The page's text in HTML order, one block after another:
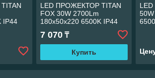
IP44
LED ПРОЖЕКТОР TITAN
FOX 30W 2700Lm
180x50x220 6500K IP44
7 070₸
Купить